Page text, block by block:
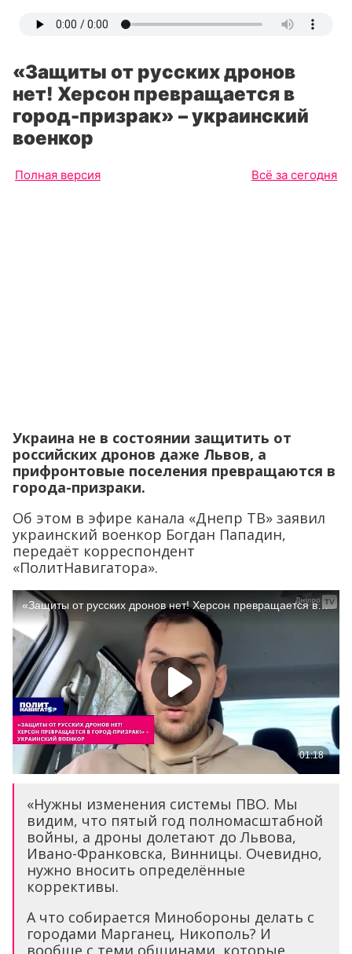
«Защиты от русских дронов
нет! Херсон превращается в
город-призрак» – украинский
военкор
Полная версия Всё за сегодня
Украина не в состоянии защитить от
российских дронов даже Львов, а
прифронтовые поселения превращаются в
города-призраки.
Об этом в эфире канала «Днепр ТВ» заявил
украинский военкор Богдан Пападин,
передаёт корреспондент
«ПолитНавигатора».
«Нужны изменения системы ПВО. Мы
видим, что пятый год полномасштабной
войны, а дроны долетают до Львова,
Ивано-Франковска, Винницы. Очевидно,
нужно вносить определённые
коррективы.
А что собирается Минобороны делать с
городами Марганец, Никополь? И
вообще с теми общинами, которые